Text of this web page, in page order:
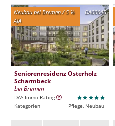
DA00645
Neubau bei Bremen / 5 %
AfA
Seniorenresidenz Osterholz
Scharmbeck
bei Bremen
DAS Immo Rating
Kategorien
Pflege, Neubau